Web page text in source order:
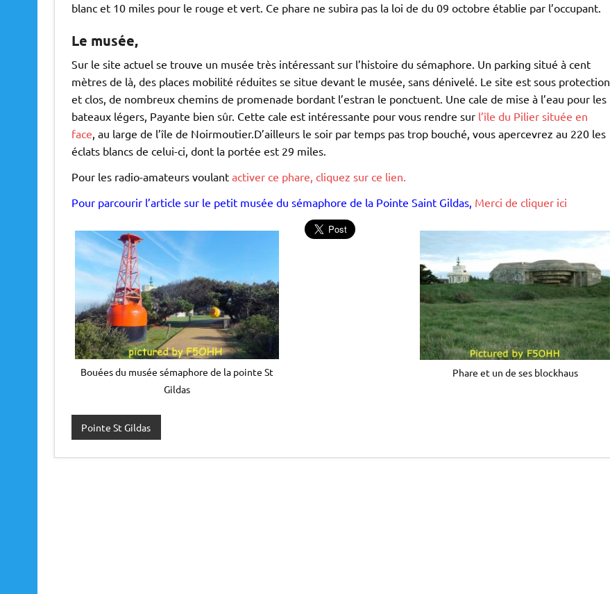
blanc et 10 miles pour le rouge et vert. Ce phare ne subira pas la loi de du 09 octobre établie par l’occupant.
Le musée,
Sur le site actuel se trouve un musée très intéressant sur l’histoire du sémaphore. Un parking situé à cent
mètres de là, des places mobilité réduites se situe devant le musée, sans dénivelé. Le site est sous protection
et clos, de nombreux chemins de promenade bordant l’estran le ponctuent. Une cale de mise à l’eau pour les
bateaux légers, Payante bien sûr. Cette cale est intéressante pour vous rendre surl’île du Pilier située en
face, au large de l’île de Noirmoutier.D’ailleurs le soir par temps pas trop bouché, vous apercevrez au 220 les
éclats blancs de celui-ci, dont la portée est 29 miles.
Pour les radio-amateurs voulant activer ce phare, cliquez sur ce lien.
Pour parcourir l’article sur le petit musée du sémaphore de la Pointe Saint Gildas, Merci de cliquer ici
Bouées du musée sémaphore de la pointe St
Gildas
Phare et un de ses blockhaus
Pointe St Gildas